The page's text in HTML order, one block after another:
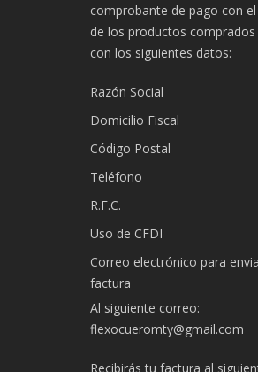
comprobante de pago con
de los productos
con los siguientes datos:
Razón Social
Domicilio Fiscal
Código Postal
Teléfono
R.F.C.
Uso de CFDI
Correo electrónico para
factura
Al siguiente correo:
flexocueromty@gmail.com
Recibirás tu factura al